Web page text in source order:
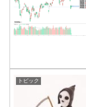
トピック